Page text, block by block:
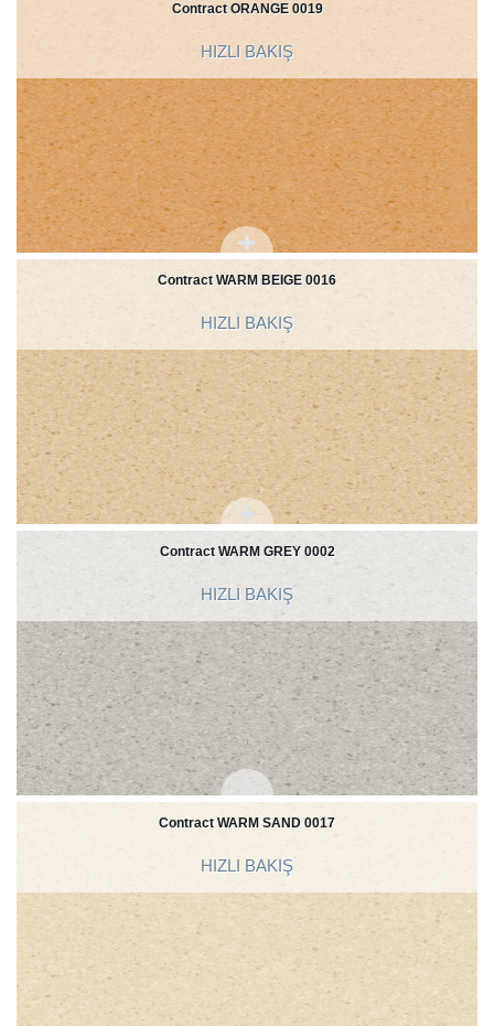
Contract ORANGE 0019
HIZLI BAKIŞ
Contract WARM BEIGE 0016
HIZLI BAKIŞ
Contract WARM GREY 0002
HIZLI BAKIŞ
Contract WARM SAND 0017
HIZLI BAKIŞ